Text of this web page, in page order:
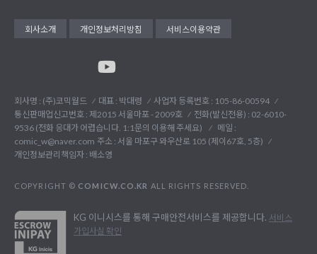
회사소개 개인정보처리방침 서비스이용약관
회사명 : (주)코믹월드 대표 : 박대령
사업자 등록번호 : 105-86-00594
통신판매업신고번호 : 제2015 서울마포 - 2009호
전화(발신전용) : 02-6010-
9536 (전화 응대가 어렵습니다. 1:1문의 이용해 주세요)
메일 :
comic_w@naver.com 주소 : 서울 마포구 와우산로 105 (제이67호, 5층)
개인정보관리책임자 : 배소영
COPYRIGHT © COMICW.CO.KR ALL RIGHTS RESERVED.
KG 이니시스를 통해 구매안전서비스를 제공합니다. 서비스
가입사실 확인